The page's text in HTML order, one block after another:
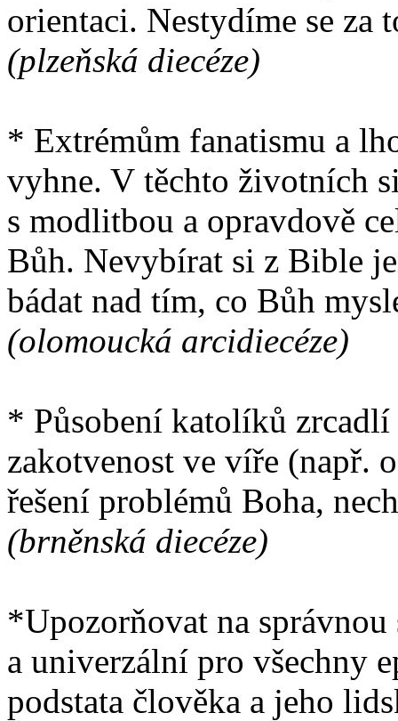
orientaci. Nestydíme se za
(plzeňská diecéze)
* Extrémům fanatismu a
vyhne. V těchto životních
s modlitbou a opravdově
Bůh. Nevybírat si z Bible
bádat nad tím, co Bůh
(olomoucká arcidiecéze)
* Působení katolíků
zakotvenost ve víře (např.
řešení problémů Boha,
(brněnská diecéze)
*Upozorňovat na
a univerzální pro všechny
podstata člověka a jeho